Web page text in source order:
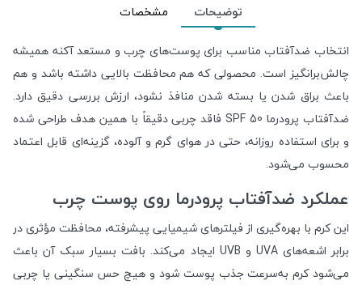
شرکت تولید کننده:آراشیمی پارس
جنسیت:آقایان , خانم ها
توضیحات
مشخصات
انتخاب ضدآفتاب مناسب برای پوست‌های چرب و مستعد آکنه همیشه
چالش‌برانگیز است. محصولی که هم محافظت بالایی داشته باشد و هم
باعث براق شدن یا بسته شدن منافذ نشود، ارزش بررسی دقیق دارد.
ضدآفتاب پرودرما SPF 50 فاقد چربی دقیقاً با همین هدف طراحی شده
و برای استفاده روزانه، حتی در هوای گرم و آلوده، گزینه‌ای قابل اعتماد
محسوب می‌شود.
عملکرد ضدآفتاب پرودرما روی پوست چرب
این کرم با بهره‌گیری از فیلترهای شیمیایی پیشرفته، محافظت مؤثری در
برابر اشعه‌های UVA و UVB ایجاد می‌کند. بافت بسیار سبک آن باعث
می‌شود کرم به‌سرعت جذب پوست شود و هیچ حس سنگینی یا چربی